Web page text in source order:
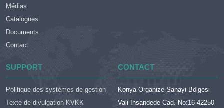
Médias
Catalogues
Documents
Contact
SUPPORT
Politique des systèmes de gestion
Texte de divulgation KVKK
CONTACT
Konya Organize Sanayi Bölgesi
Vali İhsandede Cad. No:16 42250